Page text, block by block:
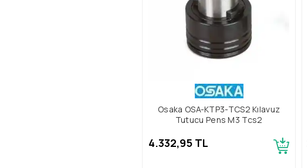
Osaka OSA-KTP3-TCS2 Kılavuz
Tutucu Pens M3 Tcs2
4.332,95 TL